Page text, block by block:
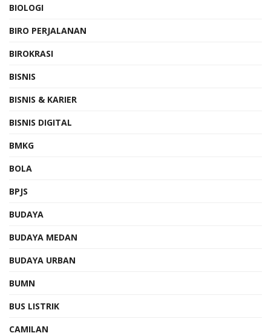
BIOLOGI
BIRO PERJALANAN
BIROKRASI
BISNIS
BISNIS & KARIER
BISNIS DIGITAL
BMKG
BOLA
BPJS
BUDAYA
BUDAYA MEDAN
BUDAYA URBAN
BUMN
BUS LISTRIK
CAMILAN